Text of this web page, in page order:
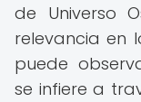
de Universo
relevancia en
puede
se infiere a